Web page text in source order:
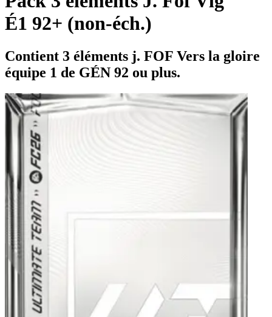
É1 92+ (non-éch.)
Contient 3 éléments j. FOF Vers la gloire
équipe 1 de GÉN 92 ou plus.